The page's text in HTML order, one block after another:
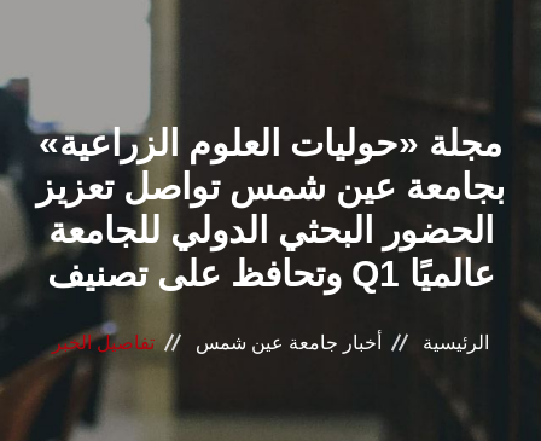
القطاعـات
الشئون الأكاديمية
البحث العلمي
الرعاية الصحية
المراكز والوحدات
الأنظمة الذكية
مجلة «حوليات العلوم الزراعية»
بجامعة عين شمس تواصل تعزيز
الحضور البحثي الدولي للجامعة
وتحافظ على تصنيف Q1 عالميًا
الرئيسية أخبار جامعة عين شمس تفاصيل الخبر